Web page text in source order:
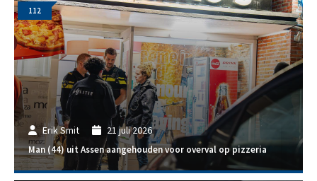
Erik Smit 21 juli 2026
Man (44) uit Assen aangehouden voor overval op pizzeria
112